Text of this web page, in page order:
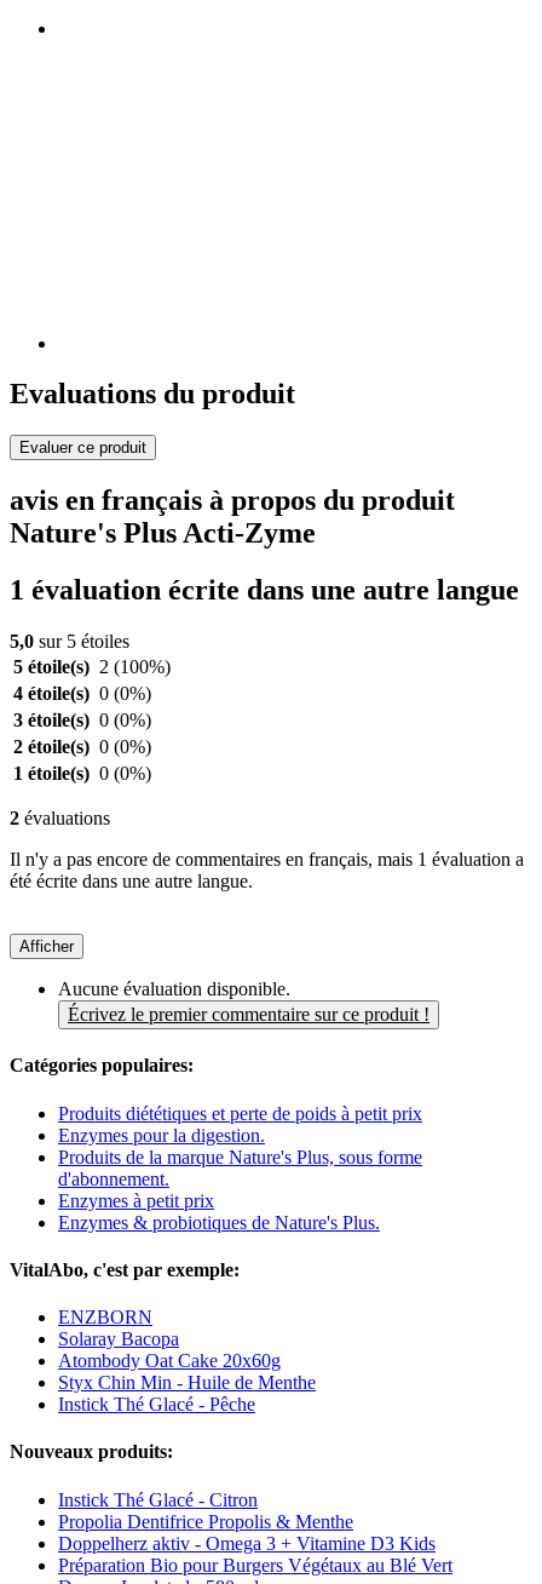
Evaluations du produit
Evaluer ce produit
avis en français à propos du produit
Nature's Plus Acti-Zyme
1 évaluation écrite dans une autre langue
5,0 sur 5 étoiles
5 étoile(s) 2 (100%)
4 étoile(s) 0 (0%)
3 étoile(s) 0 (0%)
2 étoile(s) 0 (0%)
1 étoile(s) 0 (0%)
2 évaluations
Il n'y a pas encore de commentaires en français, mais 1 évaluation a
été écrite dans une autre langue.
Afficher
Aucune évaluation disponible.
Écrivez le premier commentaire sur ce produit !
Catégories populaires:
Produits diététiques et perte de poids à petit prix
Enzymes pour la digestion.
Produits de la marque Nature's Plus, sous forme
d'abonnement.
Enzymes à petit prix
Enzymes & probiotiques de Nature's Plus.
VitalAbo, c'est par exemple:
ENZBORN
Solaray Bacopa
Atombody Oat Cake 20x60g
Styx Chin Min - Huile de Menthe
Instick Thé Glacé - Pêche
Nouveaux produits:
Instick Thé Glacé - Citron
Propolia Dentifrice Propolis & Menthe
Doppelherz aktiv - Omega 3 + Vitamine D3 Kids
Préparation Bio pour Burgers Végétaux au Blé Vert